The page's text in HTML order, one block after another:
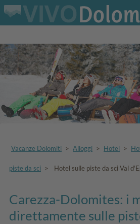
Vacanze Dolomiti > Alloggi > Hotel >
piste da sci > Hotel sulle piste da sci Val
Carezza-Dolomites: i
direttamente sulle